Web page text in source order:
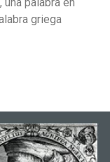
palabra en
griega